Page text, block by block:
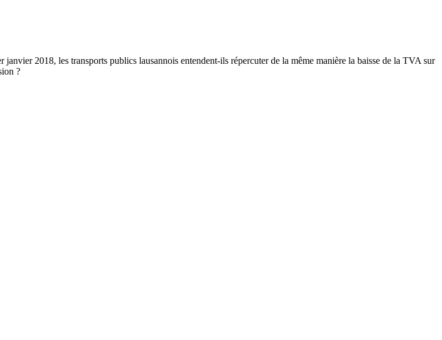
2018, les transports publics lausannois entendent-ils répercuter de la même manière la baisse de la TVA sur
?